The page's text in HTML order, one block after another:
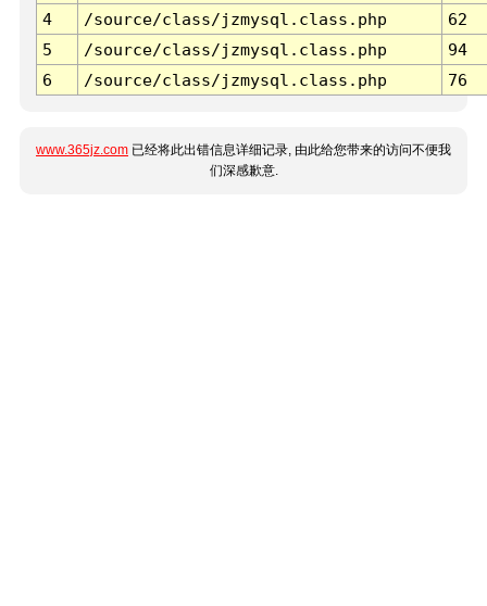
4
/source/class/jzmysql.class.php
62
5
/source/class/jzmysql.class.php
94
6
/source/class/jzmysql.class.php 76
www.365jz.com 已经将此出错信息详细记录, 由此给您带来的访问不便我
们深感歉意.